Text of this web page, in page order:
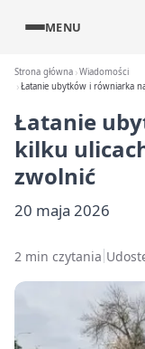
MENU
Strona główna Wiadomości
Łatanie ubytków i równiarka
Łatanie
kilku
zwolnić
20 maja 2026
2 min czytania